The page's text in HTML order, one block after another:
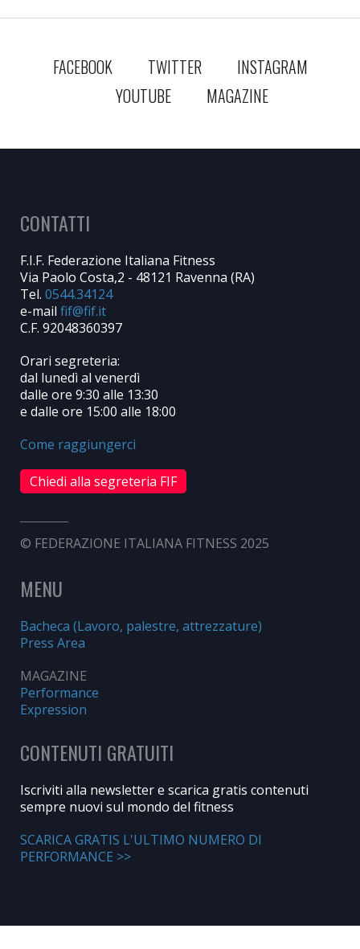
FACEBOOK TWITTER
INSTAGRAM
YOUTUBE
MAGAZINE
CONTATTI
F.I.F. Federazione Italiana Fitness
Via Paolo Costa,2 - 48121 Ravenna (RA)
Tel. 0544.34124
e-mail
C.F. 92048360397
Orari segreteria:
dal lunedì al venerdì
dalle ore 9:30 alle 13:30
e dalle ore 15:00 alle 18:00
Come raggiungerci
Chiedi alla segreteria FIF
© FEDERAZIONE ITALIANA FITNESS 2025
MENU
Bacheca (Lavoro, palestre, attrezzature)
Press Area
MAGAZINE
Performance
Expression
CONTENUTI GRATUITI
Iscriviti alla newsletter e scarica gratis contenuti
sempre nuovi sul mondo del fitness
SCARICA GRATIS L'ULTIMO NUMERO DI
PERFORMANCE >>